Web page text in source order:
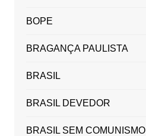
BOPE
BRAGANÇA PAULISTA
BRASIL
BRASIL DEVEDOR
BRASIL SEM COMUNISMO